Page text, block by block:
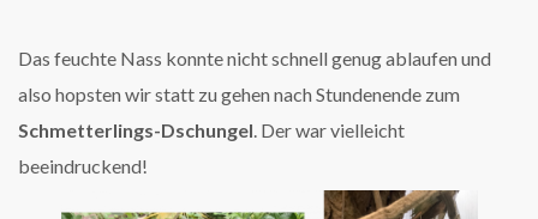
Das feuchte Nass konnte nicht schnell genug ablaufen und
also hopsten wir statt zu gehen nach Stundenende zum
Schmetterlings-Dschungel. Der war vielleicht
beeindruckend!